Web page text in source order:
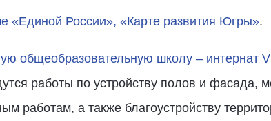
«Единой России», «Карте развития Югры».
общеобразовательную школу – интернат
работы по устройству полов и фасада,
работам, а также благоустройству